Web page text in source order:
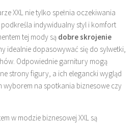
XXL nie tylko spełnia oczekiwania
indywidualny styl i komfort
tej mody są dobre skrojenie
idealnie dopasowywać się do sylwetki,
Odpowiednie garnitury mogą
strony figury, a ich elegancki wygląd
wyborem na spotkania biznesowe czy
w modzie biznesowej XXL są